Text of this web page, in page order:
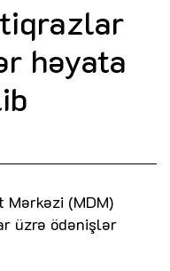
həyata
(MDM)
üzrə ödənişlər